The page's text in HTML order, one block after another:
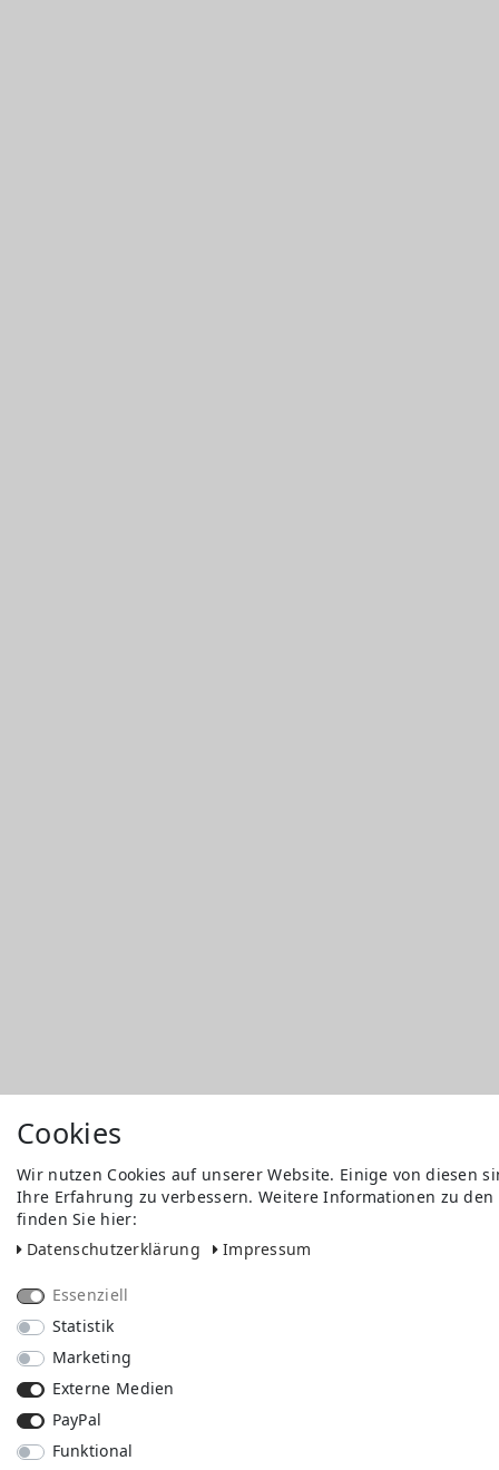
Cookies
Wir nutzen Cookies auf unserer Website. Einige von diesen
Ihre Erfahrung zu verbessern. Weitere Informationen zu
finden Sie hier:
Daten­schutz­erklärung
Impressum
Essenziell
Statistik
Marketing
Externe Medien
PayPal
Funktional